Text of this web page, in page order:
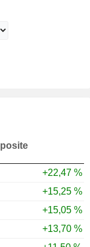
+22,47 %
+15,25 %
+15,05 %
+13,70 %